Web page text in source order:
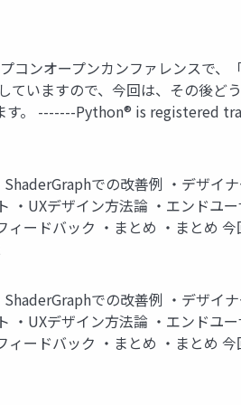
コンオープンカンファレンスで、
ていますので、今回は、その後ど
す。 -------Python® is registered
での改善例 ・デザイナ
・UXデザイン方法論 ・エンドユ
ードバック ・まとめ ・まとめ
での改善例 ・デザイナ
・UXデザイン方法論 ・エンドユ
ードバック ・まとめ ・まとめ 今